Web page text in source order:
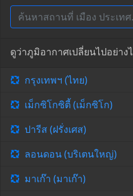
ดูว่าภูมิอากาศเปลี่ยนไปอย่าง
กรุงเทพฯ (ไทย)
เม็กซิโกซิตี้ (เม็กซิโก)
ปารีส (ฝรั่งเศส)
ลอนดอน (บริเตนใหญ่)
มาเก๊า (มาเก๊า)